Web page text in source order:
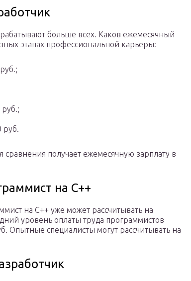
больше всех. Каков ежемесячный
этапах профессиональной карьеры:
руб.
получает ежемесячную зарплату в
на C++
на C++ уже может рассчитывать на
уровень оплаты труда программистов
Опытные специалисты могут рассчитывать на